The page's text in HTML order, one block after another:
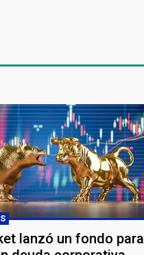
lanzó un fondo para